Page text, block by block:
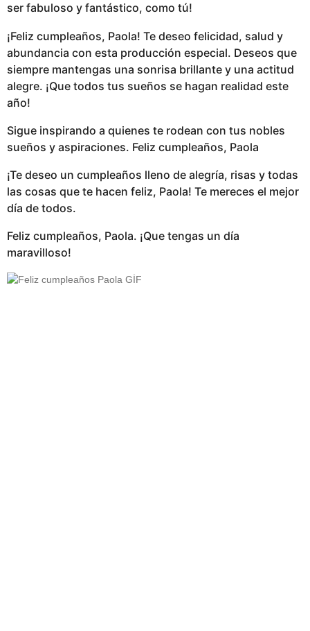
ser fabuloso y fantástico, como tú!
¡Feliz cumpleaños, Paola! Te deseo felicidad, salud y
abundancia con esta producción especial. Deseos que
siempre mantengas una sonrisa brillante y una actitud
alegre. ¡Que todos tus sueños se hagan realidad este
año!
Sigue inspirando a quienes te rodean con tus nobles
sueños y aspiraciones. Feliz cumpleaños, Paola
¡Te deseo un cumpleaños lleno de alegría, risas y todas
las cosas que te hacen feliz, Paola! Te mereces el mejor
día de todos.
Feliz cumpleaños, Paola. ¡Que tengas un día
maravilloso!